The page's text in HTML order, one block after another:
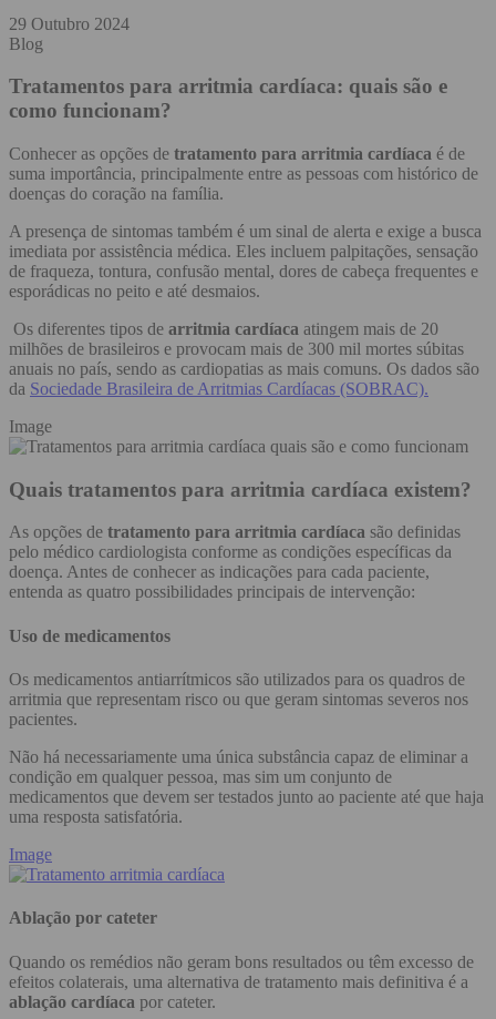
29 Outubro 2024
Blog
Tratamentos para arritmia cardíaca: quais são e
como funcionam?
Conhecer as opções de tratamento para arritmia cardíaca é de
suma importância, principalmente entre as pessoas com histórico de
doenças do coração na família.
A presença de sintomas também é um sinal de alerta e exige a busca
imediata por assistência médica. Eles incluem palpitações, sensação
de fraqueza, tontura, confusão mental, dores de cabeça frequentes e
esporádicas no peito e até desmaios.
Os diferentes tipos de arritmia cardíaca atingem mais de 20
milhões de brasileiros e provocam mais de 300 mil mortes súbitas
anuais no país, sendo as cardiopatias as mais comuns. Os dados são
da Sociedade Brasileira de Arritmias Cardíacas (SOBRAC).
Image
Quais tratamentos para arritmia cardíaca existem?
As opções de tratamento para arritmia cardíaca são definidas
pelo médico cardiologista conforme as condições específicas da
doença. Antes de conhecer as indicações para cada paciente,
entenda as quatro possibilidades principais de intervenção:
Uso de medicamentos
Os medicamentos antiarrítmicos são utilizados para os quadros de
arritmia que representam risco ou que geram sintomas severos nos
pacientes.
Não há necessariamente uma única substância capaz de eliminar a
condição em qualquer pessoa, mas sim um conjunto de
medicamentos que devem ser testados junto ao paciente até que haja
uma resposta satisfatória.
Image
Ablação por cateter
Quando os remédios não geram bons resultados ou têm excesso de
efeitos colaterais, uma alternativa de tratamento mais definitiva é a
ablação cardíaca por cateter.